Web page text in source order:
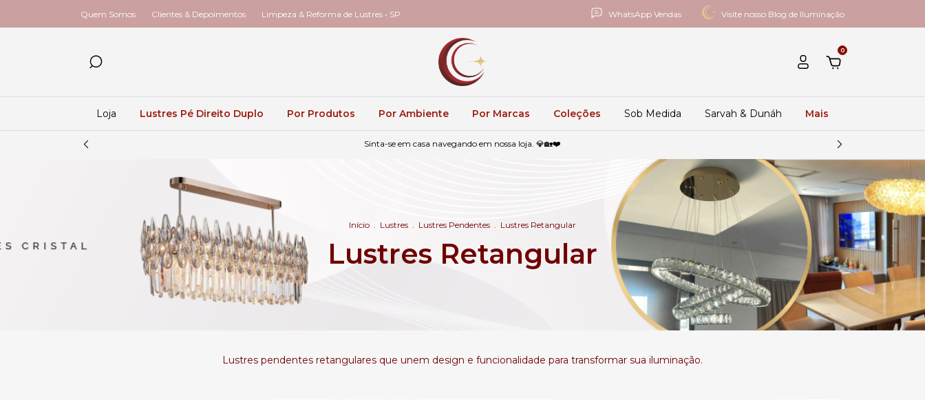
Quem Somos Clientes & Depoimentos Limpeza & Reforma de Lustres • SP WhatsApp Vendas Visite nosso Blog de Iluminação
0
Loja Lustres Pé Direito Duplo Por Produtos Por Ambiente Por Marcas Coleções Sob Medida Sarvah & Dunáh Mais
Sinta-se em casa navegando em nossa loja. 💎🏡❤️
Início . Lustres . Lustres Pendentes . Lustres Retangular
Lustres Retangular
Lustres pendentes retangulares que unem design e funcionalidade para transformar sua iluminação.